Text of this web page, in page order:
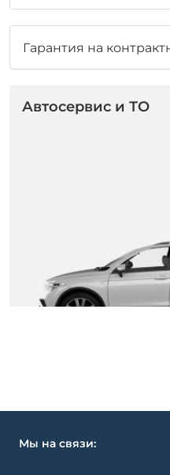
Гарантия на
Автосервис и ТО
Мы на связи: